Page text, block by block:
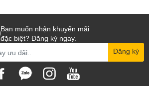
Bạn muốn nhận khuyến mãi
đặc biệt? Đăng ký ngay.
Đăng ký